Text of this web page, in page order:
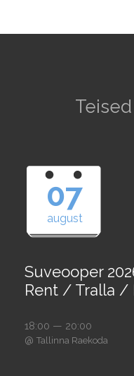
07
august
Suveooper
Rent / Tralla /
18:00 — 20:00
@ Tallinna Raekoda